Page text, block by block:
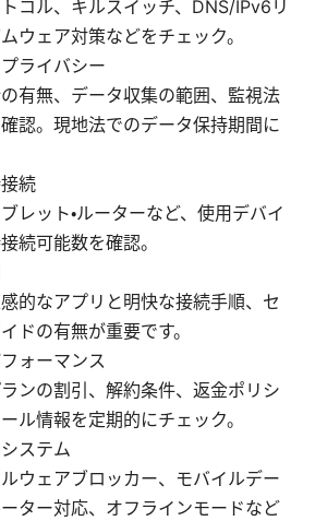
コル、キルスイッチ、DNS/IPv6リ
ウェア対策などをチェック。
ライバシー
有無、データ収集の範囲、監視法
認。現地法でのデータ保持期間に
続
ブレット・ルーターなど、使用デバイ
続可能数を確認。
的なアプリと明快な接続手順、セ
ドの有無が重要です。
ォーマンス
ンの割引、解約条件、返金ポリシ
ル情報を定期的にチェック。
ステム
ウェアブロッカー、モバイルデー
ター対応、オフラインモードなど